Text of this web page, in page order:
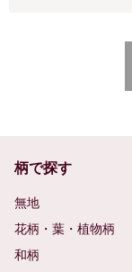
柄で探す
無地
花柄・葉・植物柄
和柄